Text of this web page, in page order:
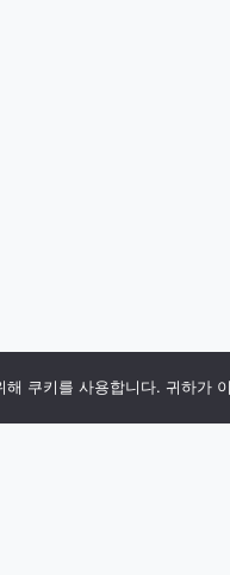
쿠키를 사용합니다. 귀하가